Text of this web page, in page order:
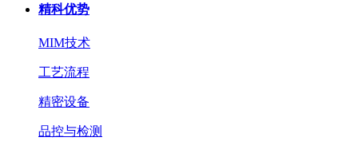
精科优势
MIM技术
工艺流程
精密设备
品控与检测